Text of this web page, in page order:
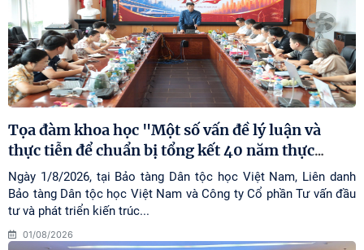
Tọa đàm khoa học "Một số vấn đề lý luận và
thực tiễn để chuẩn bị tổng kết 40 năm thực…
Ngày 1/8/2026, tại Bảo tàng Dân tộc học Việt Nam, Liên danh
Bảo tàng Dân tộc học Việt Nam và Công ty Cổ phần Tư vấn đầu
tư và phát triển kiến trúc...
01/08/2026